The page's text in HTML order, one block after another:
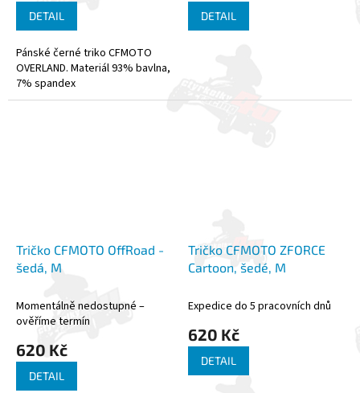
DETAIL
Pánské černé triko CFMOTO
OVERLAND. Materiál 93% bavlna,
7% spandex
DETAIL
Tričko CFMOTO OffRoad -
šedá, M
Momentálně nedostupné –
ověříme termín
620 Kč
DETAIL
Tričko CFMOTO ZFORCE
Cartoon, šedé, M
Expedice do 5 pracovních dnů
620 Kč
DETAIL